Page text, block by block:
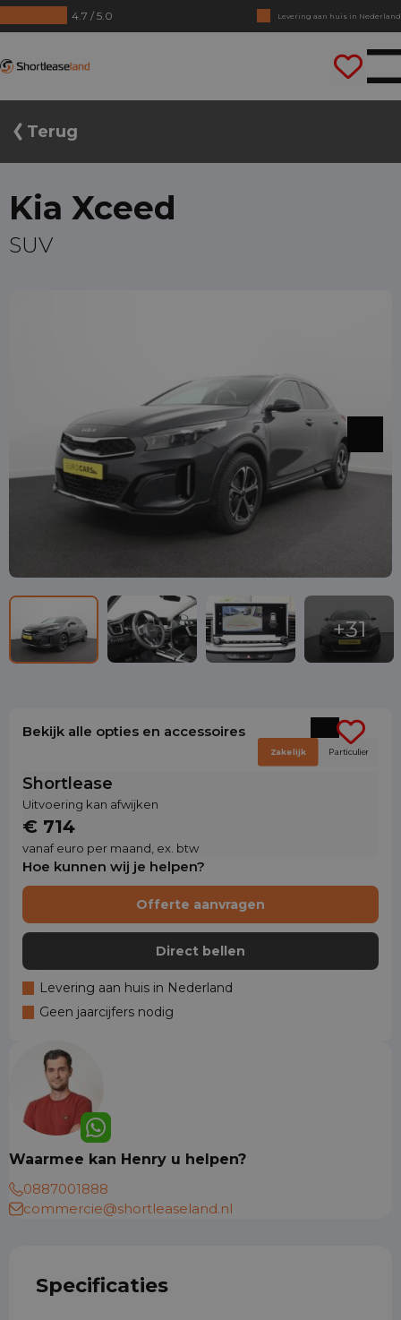
4.7 / 5.0
Levering aan huis in Nederland
Terug
Kia Xceed
SUV
Bekijk alle opties en accessoires
Shortlease
Uitvoering kan afwijken
€ 714
vanaf euro per maand, ex. btw
Zakelijk Particulier
Hoe kunnen wij je helpen?
Offerte aanvragen
Direct bellen
Levering aan huis in Nederland
Geen jaarcijfers nodig
Waarmee kan Henry u helpen?
0887001888
commercie@shortleaseland.nl
Specificaties